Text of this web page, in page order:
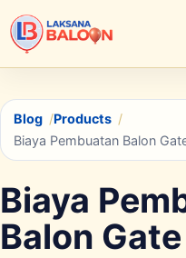
Blog
Products
Biaya Pembuatan Balon
Biaya
Balon